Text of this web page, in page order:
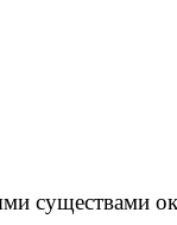
существами